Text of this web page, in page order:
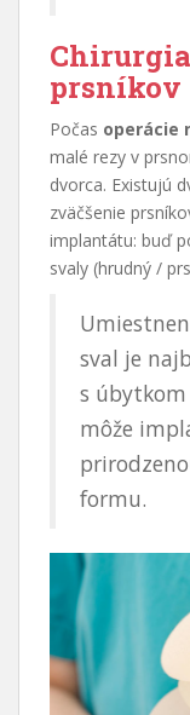
prsníkov
Počas operácie
malé rezy v
dvorca. Existujú
zväčšenie
implantátu: buď
svaly (hrudný /
sval je
s
môže
formu.